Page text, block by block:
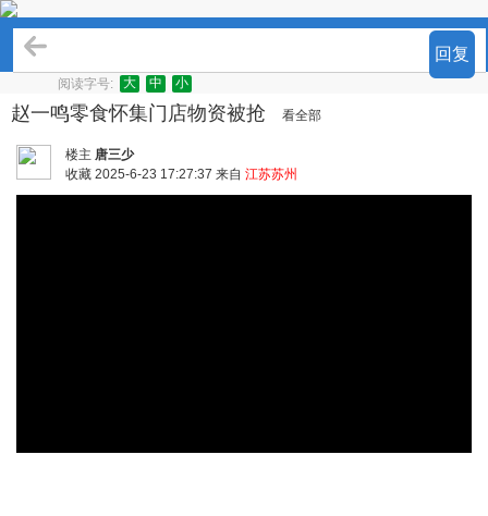
回复
阅读字号: 大 中 小
赵一鸣零食怀集门店物资被抢 看全部
楼主 唐三少
收藏 2025-6-23 17:27:37 来自 江苏苏州